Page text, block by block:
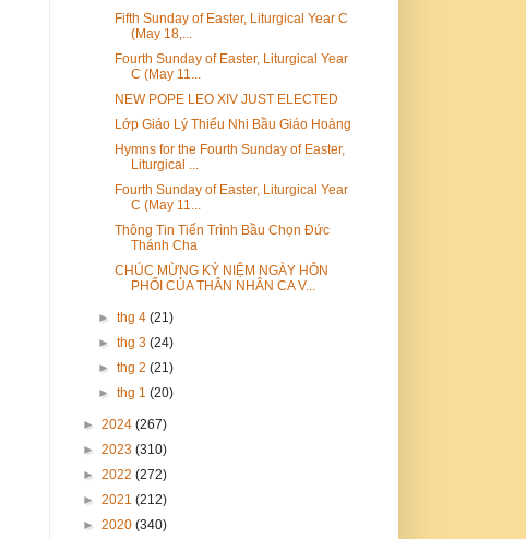
Fifth Sunday of Easter, Liturgical Year C
(May 18,...
Fourth Sunday of Easter, Liturgical Year
C (May 11...
NEW POPE LEO XIV JUST ELECTED
Lớp Giáo Lý Thiếu Nhi Bầu Giáo Hoàng
Hymns for the Fourth Sunday of Easter,
Liturgical ...
Fourth Sunday of Easter, Liturgical Year
C (May 11...
Thông Tin Tiến Trình Bầu Chọn Đức
Thánh Cha
CHÚC MỪNG KỶ NIỆM NGÀY HÔN
PHỐI CỦA THÂN NHÂN CA V...
►thg 4(21)
►thg 3(24)
►thg 2(21)
►thg 1(20)
► 2024 (267)
► 2023 (310)
► 2022 (272)
► 2021 (212)
► 2020 (340)